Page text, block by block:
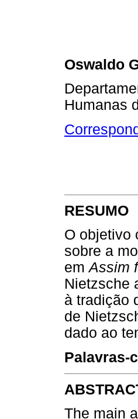
Oswaldo
Humanas
RESUMO
O objetivo
sobre a
emAssim
Nietzsche
à tradição
de
dado ao
Palavras-
The main